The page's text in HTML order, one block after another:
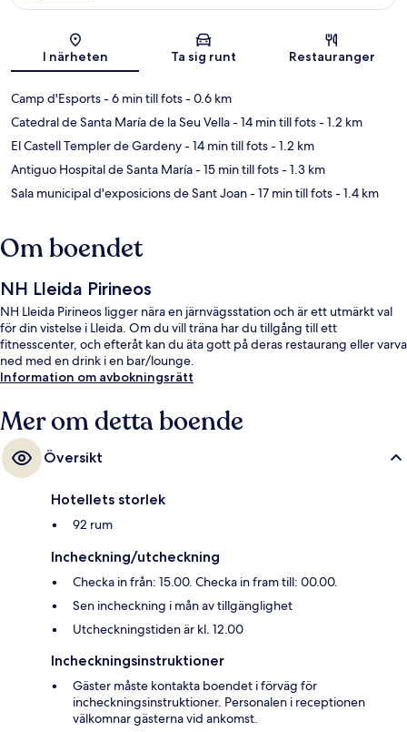
Karta
I närheten Ta sig runt Restauranger
Camp d'Esports- 6 min till fots- 0.6 km
Catedral de Santa María de la Seu Vella- 14 min till fots- 1.2 km
El Castell Templer de Gardeny- 14 min till fots- 1.2 km
Antiguo Hospital de Santa María- 15 min till fots- 1.3 km
Sala municipal d'exposicions de Sant Joan- 17 min till fots- 1.4 km
Om boendet
NH Lleida Pirineos
NH Lleida Pirineos ligger nära en järnvägsstation och är ett utmärkt val
för din vistelse i Lleida. Om du vill träna har du tillgång till ett
fitnesscenter, och efteråt kan du äta gott på deras restaurang eller varva
ned med en drink i en bar/lounge.
Information om avbokningsrätt
Mer om detta boende
Översikt
Hotellets storlek
92 rum
Incheckning/utcheckning
Checka in från: 15.00. Checka in fram till: 00.00.
Sen incheckning i mån av tillgänglighet
Utcheckningstiden är kl. 12.00
Incheckningsinstruktioner
Gäster måste kontakta boendet i förväg för
incheckningsinstruktioner. Personalen i receptionen
välkomnar gästerna vid ankomst.